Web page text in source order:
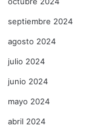
septiembre 2024
agosto 2024
julio 2024
junio 2024
mayo 2024
abril 2024